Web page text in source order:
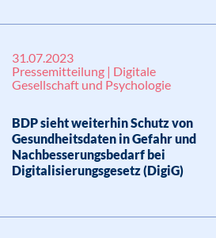
31.07.2023
Pressemitteilung | Digitale
Gesellschaft und Psychologie
BDP sieht weiterhin Schutz von
Gesundheitsdaten in Gefahr und
Nachbesserungsbedarf bei
Digitalisierungsgesetz (DigiG)